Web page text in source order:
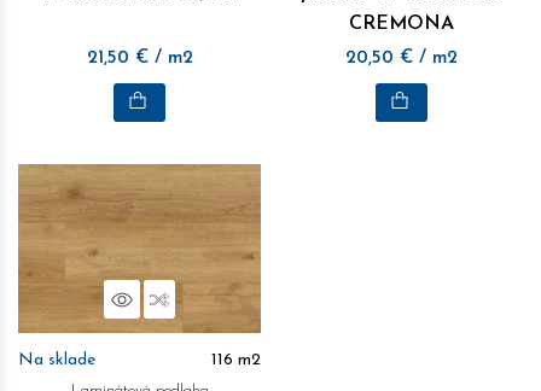
21,50 € / m2
CREMONA
20,50 € / m2
NáhľadPorovnať
Na sklade 116 m2